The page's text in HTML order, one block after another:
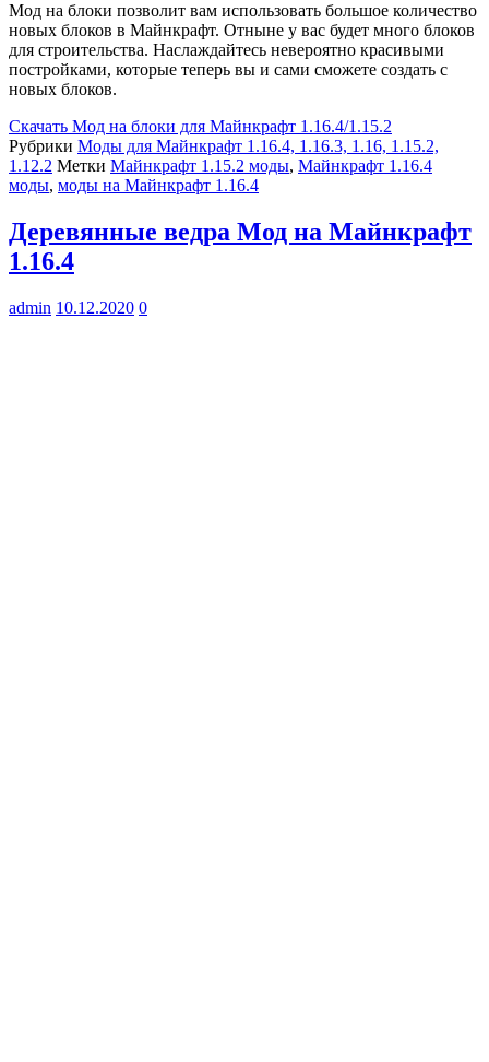
Мод на блоки позволит вам использовать большое количество
новых блоков в Майнкрафт. Отныне у вас будет много блоков
для строительства. Наслаждайтесь невероятно красивыми
постройками, которые теперь вы и сами сможете создать с
новых блоков.
Скачать Мод на блоки для Майнкрафт 1.16.4/1.15.2
Рубрики Моды для Майнкрафт 1.16.4, 1.16.3, 1.16, 1.15.2,
1.12.2 Метки Майнкрафт 1.15.2 моды, Майнкрафт 1.16.4
моды, моды на Майнкрафт 1.16.4
Деревянные ведра Мод на Майнкрафт
1.16.4
admin 10.12.2020 0